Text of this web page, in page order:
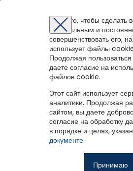
Читателям
К списку библиотек
Алексеевская
Верхнетоемская библиотечная
Для того, чтобы сделать
оптимальным и
совершенствовать его,
использует файлы
Продолжая
даете согласие на
файлов cookie.
Этот сайт использует
аналитики. Продолжая
сайтом, вы даете
согласие на обработку
в порядке и целях,
документе.
Принимаю
Читателям
Для того чтобы получить доступ к
записям вебинаров необходимо
Если у вас еще нет учетной записи,
Запомнить меня
Восстановление
Восстановить
Введите эл.почту, привязанную к
неё мы отправим ссылку для
Регистрация на
Зарегистрированные пользователи
методическим рекомендациям,
библиографическим и другим
также к записям вебинаров.
Ошибка регистрации.Перезагрузите
снова
Вы успешно зарегистрированы!
зарегистрироваться